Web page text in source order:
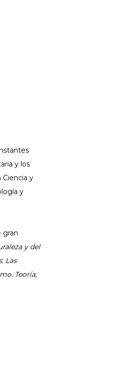
y los
Ciencia y
y
gran
y del
; Las
Teoría,